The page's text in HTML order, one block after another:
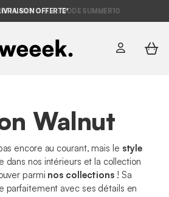
PLANS*AVEC LECODE SUMMER10
OFFERTE*
Walnut
encore au courant, mais le style
dans nos intérieurs et la collection
parmi nos collections! Sa
parfaitement avec ses détails en